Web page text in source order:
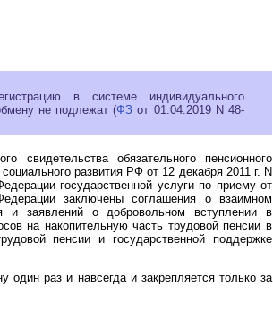
в системе индивидуального
не подлежат (ФЗ от 01.04.2019 N 48-
свидетельства обязательного пенсионного
развития РФ от 12 декабря 2011 г. N
государственной услуги по приему от
заключены соглашения о взаимном
и заявлений о добровольном вступлении в
на накопительную часть трудовой пенсии в
пенсии и государственной поддержке
раз и навсегда и закрепляется только за